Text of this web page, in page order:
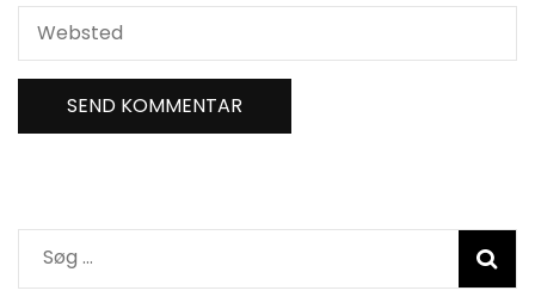
Søg
efter: